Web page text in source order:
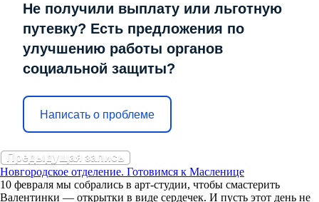
Не получили выплату или льготную
путевку? Есть предложения по
улучшению работы органов
социальной защиты?
Написать о проблеме
Предыдущая запись
Новгородское отделение. Готовимся к Масленице
10 февраля мы собрались в арт-студии, чтобы смастерить
Валентинки — открытки в виде сердечек. И пусть этот день не